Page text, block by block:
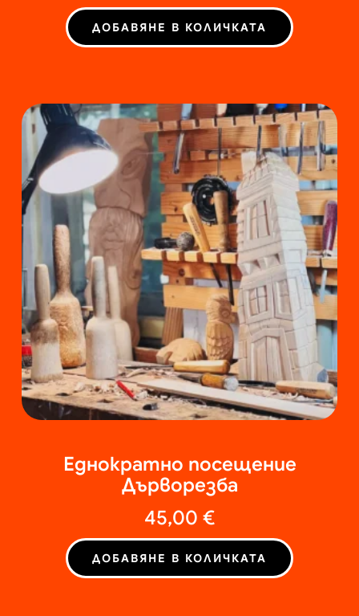
ДОБАВЯНЕ В КОЛИЧКАТА
Еднократно посещение
Дърворезба
45,00 €
ДОБАВЯНЕ В КОЛИЧКАТА